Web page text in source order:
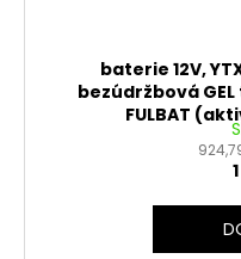
baterie 12V,
bezúdržbová
FULBAT